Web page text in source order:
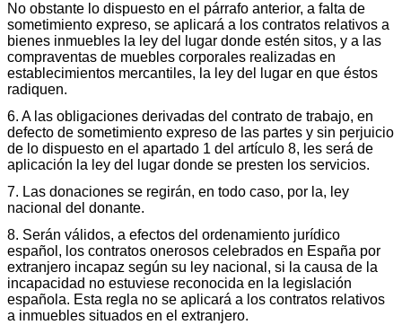
No obstante lo dispuesto en el párrafo anterior, a falta de
sometimiento expreso, se aplicará a los contratos relativos a
bienes inmuebles la ley del lugar donde estén sitos, y a las
compraventas de muebles corporales realizadas en
establecimientos mercantiles, la ley del lugar en que éstos
radiquen.
6. A las obligaciones derivadas del contrato de trabajo, en
defecto de sometimiento expreso de las partes y sin perjuicio
de lo dispuesto en el apartado 1 del artículo 8, les será de
aplicación la ley del lugar donde se presten los servicios.
7. Las donaciones se regirán, en todo caso, por la, ley
nacional del donante.
8. Serán válidos, a efectos del ordenamiento jurídico
español, los contratos onerosos celebrados en España por
extranjero incapaz según su ley nacional, si la causa de la
incapacidad no estuviese reconocida en la legislación
española. Esta regla no se aplicará a los contratos relativos
a inmuebles situados en el extranjero.